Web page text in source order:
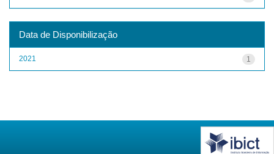
Data de Disponibilização
1
2021